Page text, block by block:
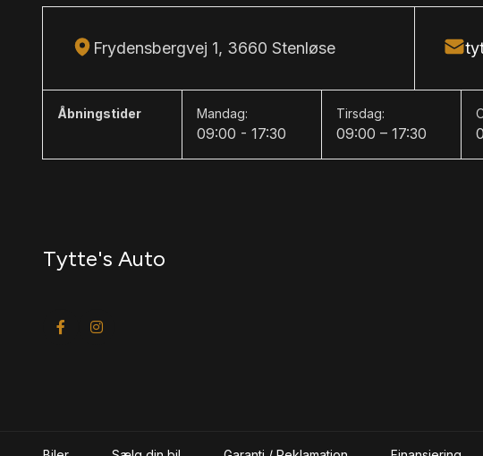
Frydensbergvej 1, 3660 Stenløse
Åbningstider Mandag:
09:00 - 17:30
Tirsdag:
09:00 – 17:30
Tytte's Auto